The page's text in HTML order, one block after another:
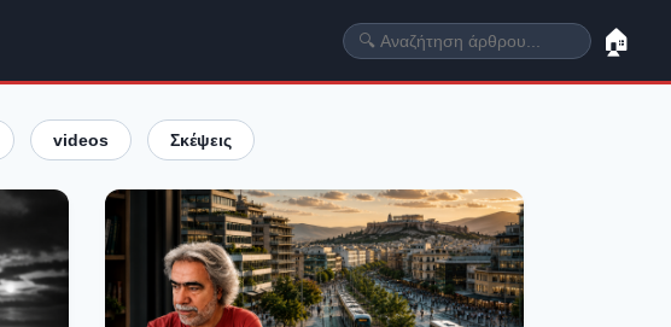
🏠
videos Σκέψεις